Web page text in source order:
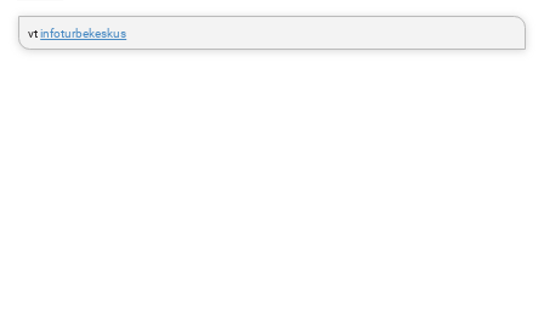
vtinfoturbekeskus